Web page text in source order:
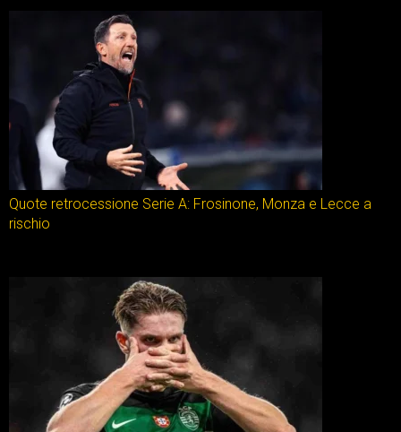
Quote retrocessione Serie A: Frosinone, Monza e Lecce a
rischio